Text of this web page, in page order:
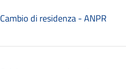
Cambio di residenza - ANPR